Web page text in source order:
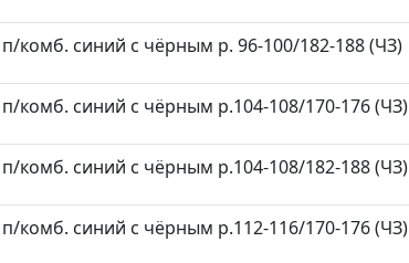
синий с чёрным р. 96-100/182-188 (ЧЗ)
синий с чёрным р.104-108/170-176 (ЧЗ)
синий с чёрным р.104-108/182-188 (ЧЗ)
синий с чёрным р.112-116/170-176 (ЧЗ)